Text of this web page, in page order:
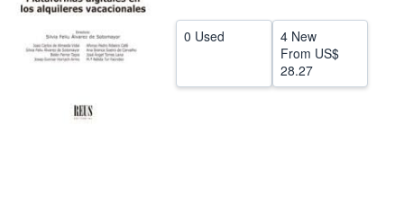
0 Used
4 New
From US$
28.27